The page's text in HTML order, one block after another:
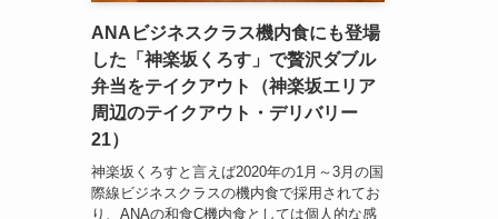
ANAビジネスクラス機内食にも登場
した「神楽坂くろす」で贅沢ダブル
弁当をテイクアウト（神楽坂エリア
周辺のテイクアウト・デリバリー
21）
神楽坂くろすと言えば2020年の1月～3月の国
際線ビジネスクラスの機内食で採用されてお
り、ANAの和食C機内食としては個人的な感